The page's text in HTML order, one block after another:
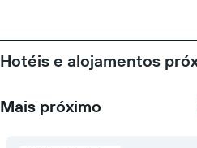
Hotéis e alojamentos
Mais próximo